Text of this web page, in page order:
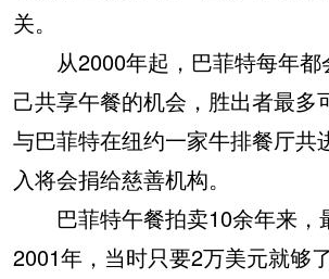
关。
从2000年起，巴菲特每年都
己共享午餐的机会，胜出者最多
与巴菲特在纽约一家牛排餐厅共
入将会捐给慈善机构。
巴菲特午餐拍卖10余年来，
2001年，当时只要2万美元就够